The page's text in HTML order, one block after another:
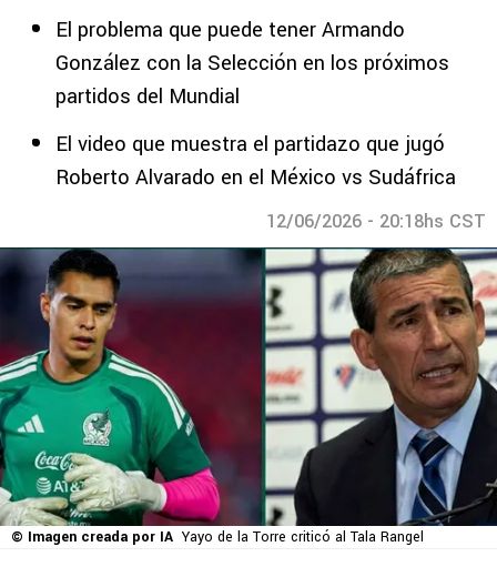
El problema que puede tener Armando
González con la Selección en los próximos
partidos del Mundial
El video que muestra el partidazo que jugó
Roberto Alvarado en el México vs Sudáfrica
12/06/2026 - 20:18hs CST
© Imagen creada por IA Yayo de la Torre criticó al Tala Rangel